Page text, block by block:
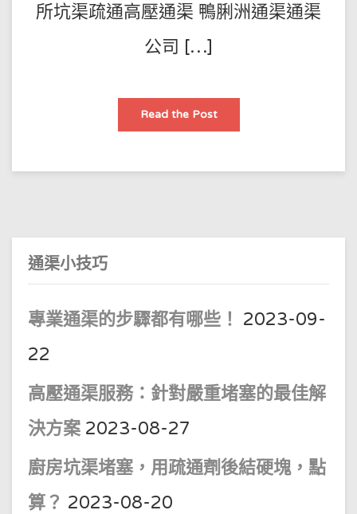
所坑渠疏通高壓通渠 鴨脷洲通渠通渠
公司 […]
Read the Post通
佬
鴨
通
渠
洲
廁
通
通渠小技巧
專業通渠的步驟都有哪些！ 2023-09-
22
高壓通渠服務：針對嚴重堵塞的最佳解
決方案 2023-08-27
廚房坑渠堵塞，用疏通劑後結硬塊，點
算？ 2023-08-20